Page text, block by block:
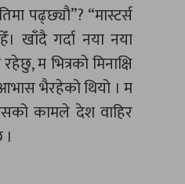
पढ्छ्यौ”? “मास्टर्स
खाँदै गर्दा नया नया
म भित्रको मिनाक्षि
भैरहेको थियो । म
कामले देश वाहिर